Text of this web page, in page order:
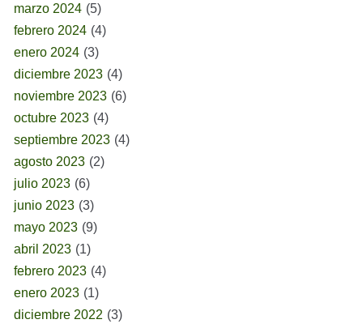
marzo 2024 (5)
febrero 2024 (4)
enero 2024 (3)
diciembre 2023 (4)
noviembre 2023 (6)
octubre 2023 (4)
septiembre 2023 (4)
agosto 2023 (2)
julio 2023 (6)
junio 2023 (3)
mayo 2023 (9)
abril 2023 (1)
febrero 2023 (4)
enero 2023 (1)
diciembre 2022 (3)